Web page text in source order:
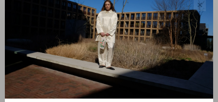
Sorteren op:
Toon 1 - 0 van 0
✕